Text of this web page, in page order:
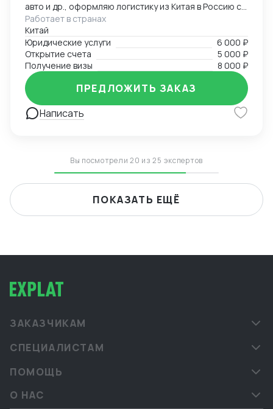
авто и др., оформляю логистику из Китая в Россию со
всеми сопроводительными документами под ключ.
Предоставляю услуги вашего представительства в
Китае, помогаю с регистрацией компаний, а также
есть опыт в открытии и автоматизации онлайн
магазинов на платформах Taobao, 1688, Meituan,
Jingdong. Помогаю найти поставщиков, наладить
производство, вести переговоры с китайской
стороной. Занимаюсь поиском и отправкой товаров
Работает в странах
Китай
Юридические услуги
6 000 ₽
Открытие счета
5 000 ₽
Получение визы
8 000 ₽
Написать
ПРЕДЛОЖИТЬ ЗАКАЗ
Вы посмотрели 20 из 25 экспертов
ПОКАЗАТЬ ЕЩЁ
ЗАКАЗЧИКАМ
СПЕЦИАЛИСТАМ
ПОМОЩЬ
О НАС